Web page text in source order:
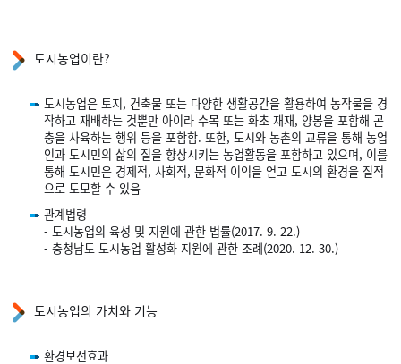
도시농업이란?
도시농업은 토지, 건축물 또는 다양한 생활공간을 활용하여 농작물을 경
작하고 재배하는 것뿐만 아이라 수목 또는 화초 재재, 양봉을 포함해 곤
충을 사육하는 행위 등을 포함함. 또한, 도시와 농촌의 교류을 통해 농업
인과 도시민의 삶의 질을 향상시키는 농업활동을 포함하고 있으며, 이를
통해 도시민은 경제적, 사회적, 문화적 이익을 얻고 도시의 환경을 질적
으로 도모할 수 있음
관계법령
- 도시농업의 육성 및 지원에 관한 법률(2017. 9. 22.)
- 충청남도 도시농업 활성화 지원에 관한 조례(2020. 12. 30.)
도시농업의 가치와 기능
환경보전효과